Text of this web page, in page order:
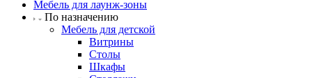
Мебель для лаунж-зоны
По назначению
Мебель для детской
Витрины
Столы
Шкафы